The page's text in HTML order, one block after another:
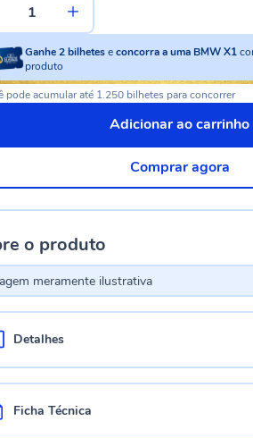
Ganhe2 bilhetes econcorra a uma BMW X1
produto
pode acumular até 1.250 bilhetes para concorrer
Adicionar ao carrinho
Comprar agora
o produto
meramente ilustrativa
Detalhes
Ficha Técnica